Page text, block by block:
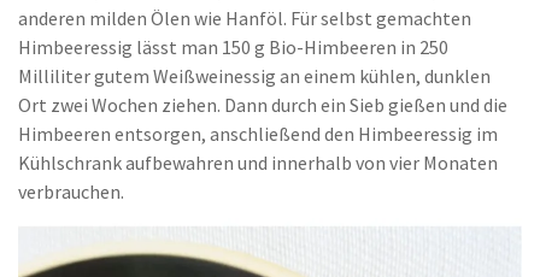
anderen milden Ölen wie Hanföl. Für selbst gemachten
Himbeeressig lässt man 150 g Bio-Himbeeren in 250
Milliliter gutem Weißweinessig an einem kühlen, dunklen
Ort zwei Wochen ziehen. Dann durch ein Sieb gießen und die
Himbeeren entsorgen, anschließend den Himbeeressig im
Kühlschrank aufbewahren und innerhalb von vier Monaten
verbrauchen.